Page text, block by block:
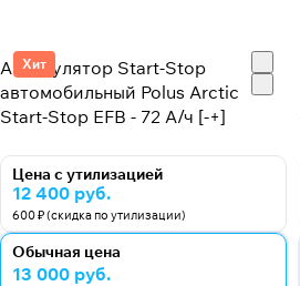
Хит
Аккумулятор Start-Stop
автомобильный Polus Arctic
Start-Stop EFB - 72 А/ч [-+]
Цена с утилизацией
12 400 руб.
600 ₽ (скидка по утилизации)
Обычная цена
13 000 руб.